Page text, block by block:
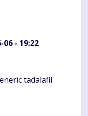
06 - 19:22
tadalafil